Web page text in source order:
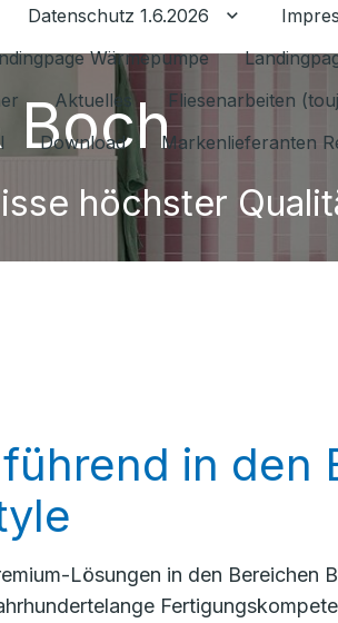
für Ratgeber umschalten
Datenschutz 1.6.2026 Untermenü
Wärmepumpe
Aktuelles Fliesenarbeiten
Download Markenlieferanten
Boch
höchster
in den
Lösungen in den Bereichen